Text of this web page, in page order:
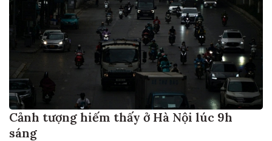
Cảnh tượng hiếm thấy ở Hà Nội lúc 9h
sáng